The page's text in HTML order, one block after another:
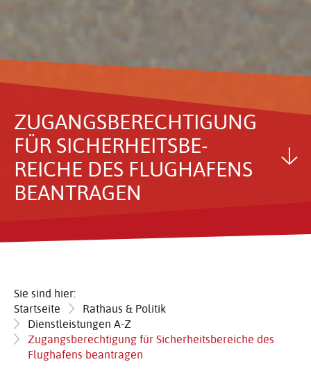
ZUGANGS­BE­RECH­TI­GUNG
FÜR SICHER­HEITS­BE­
REICHE DES FLUG­HA­FENS
BEAN­TRAGEN
Sie sind hier:
Startseite
Rathaus & Politik
Dienstleistungen A-Z
Zugangsberechtigung für Sicherheitsbereiche des
Flughafens beantragen